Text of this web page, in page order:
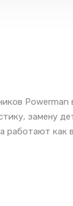
замену
работают как